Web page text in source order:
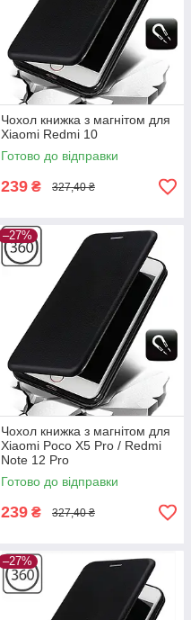
Чохол книжка з магнітом для
Xiaomi Redmi 10
Готово до відправки
239 ₴ 327,40 ₴
–27%
Чохол книжка з магнітом для
Xiaomi Poco X5 Pro / Redmi
Note 12 Pro
Готово до відправки
239 ₴ 327,40 ₴
–27%